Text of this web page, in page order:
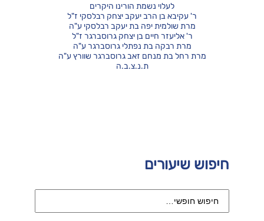
חיפוש שיעורים
לעלוי נשמת הורינו היקרים
ר' עקיבא בן הרב יעקב יצחק רבלסקי ז"ל
מרת שולמית יפה בת יעקב רבלסקי ע"ה
ר' אליעזר חיים בן יצחק גרוסברגר ז"ל
מרת רבקה בת נפתלי גרוסברגר ע"ה
מרת רחל בת מנחם זאב גרוסברגר שוורץ ע"ה
ת.נ.צ.ב.ה